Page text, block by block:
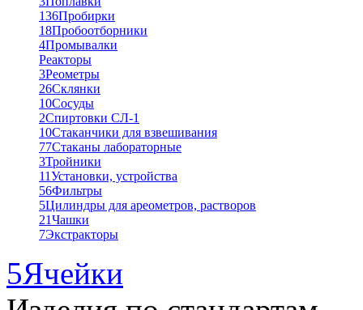
136Пробирки
18Пробоотборники
4Промывалки
Реакторы
3Реометры
26Склянки
10Сосуды
2Спиртовки СЛ-1
10Стаканчики для взвешивания
77Стаканы лабораторные
3Тройники
11Установки, устройства
56Фильтры
5Цилиндры для ареометров, растворов
21Чашки
7Экстракторы
5Ячейки